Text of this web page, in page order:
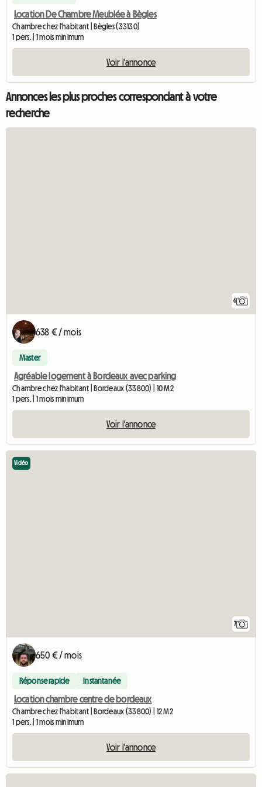
Location De Chambre Meublée à Bègles
Chambre chez l'habitant | Bègles (33130)
1 pers. | 1 mois minimum
Voir l'annonce
Annonces les plus proches correspondant à votre
recherche
6
638 € / mois
Master
Agréable logement à Bordeaux avec parking
Chambre chez l'habitant | Bordeaux (33800) | 10 M2
1 pers. | 1 mois minimum
Voir l'annonce
7
Vidéo
650 € / mois
Réponse rapide Instantanée
Location chambre centre de bordeaux
Chambre chez l'habitant | Bordeaux (33800) | 12 M2
1 pers. | 1 mois minimum
Voir l'annonce